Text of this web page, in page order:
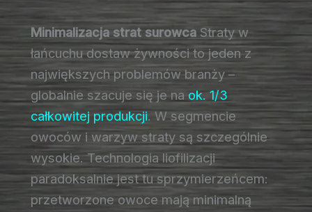
Minimalizacja strat surowca Straty w
łańcuchu dostaw żywności to jeden z
największych problemów branży –
globalnie szacuje się je na ok. 1/3
całkowitej produkcji. W segmencie
owoców i warzyw straty są szczególnie
wysokie. Technologia liofilizacji
paradoksalnie jest tu sprzymierzeńcem:
przetworzone owoce mają minimalną